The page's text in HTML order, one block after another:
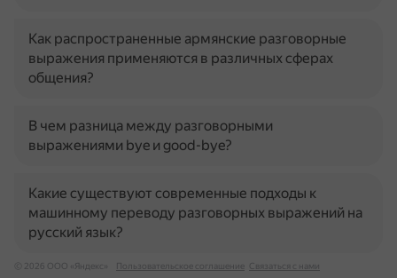
Как распространенные армянские разговорные
выражения применяются в различных сферах
общения?
В чем разница между разговорными
выражениями bye и good-bye?
Какие существуют современные подходы к
машинному переводу разговорных выражений на
русский язык?
© 2026 ООО «Яндекс» Пользовательское соглашение Связаться с нами